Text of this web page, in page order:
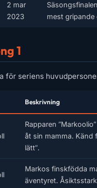
2 mar
2023
mest gripande
1
för seriens
Beskrivning
Rapparen
åt sin mamma. Känd
lätt”.
Markos finskfödda
äventyret.